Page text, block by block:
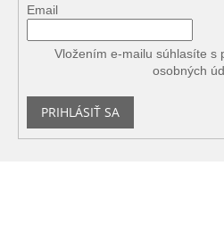
Email
Vložením e-mailu súhlasíte s
osobných
PRIHLÁSIŤ SA